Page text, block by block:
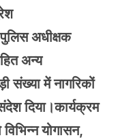
अधीक्षक
अन्य
संख्या में नागरिकों
दिया।कार्यक्रम
योगासन,